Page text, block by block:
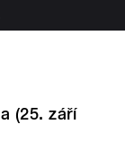
(25. září